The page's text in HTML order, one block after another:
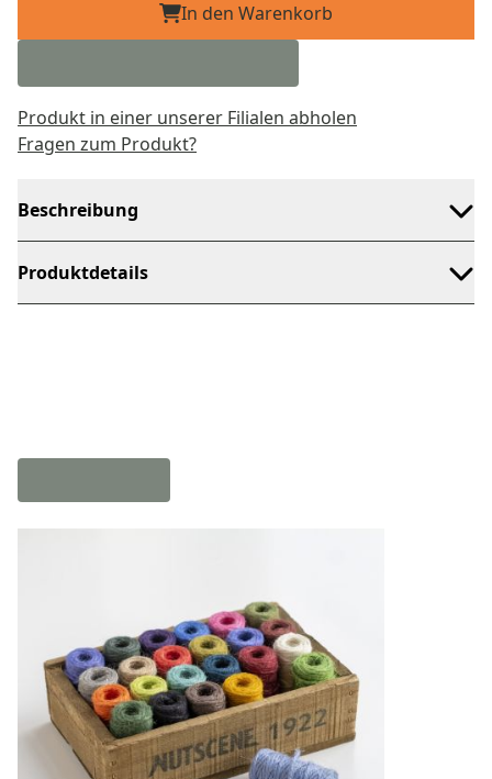
In den Warenkorb
Produkt in einer unserer Filialen abholen
Fragen zum Produkt?
Beschreibung
Produktdetails